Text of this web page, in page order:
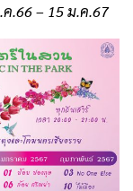
ค.66 – 15 ม.ค.67